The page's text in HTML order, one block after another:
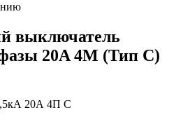
выключатель
20A 4М (Тип C)
20А 4П C